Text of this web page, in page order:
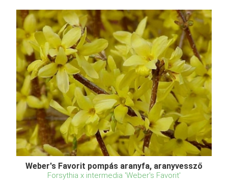
Weber's Favorit pompás aranyfa, aranyvessző
Forsythia x intermedia 'Weber's Favorit'